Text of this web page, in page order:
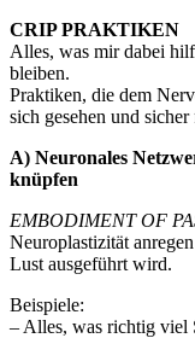
CRIP PRAKTIKEN
Alles, was mir dabei
bleiben.
Praktiken, die dem
sich gesehen und
A) Neuronales
knüpfen
EMBODIMENT OF
Neuroplastizität
Lust ausgeführt wird.
Beispiele:
– Alles, was richtig viel